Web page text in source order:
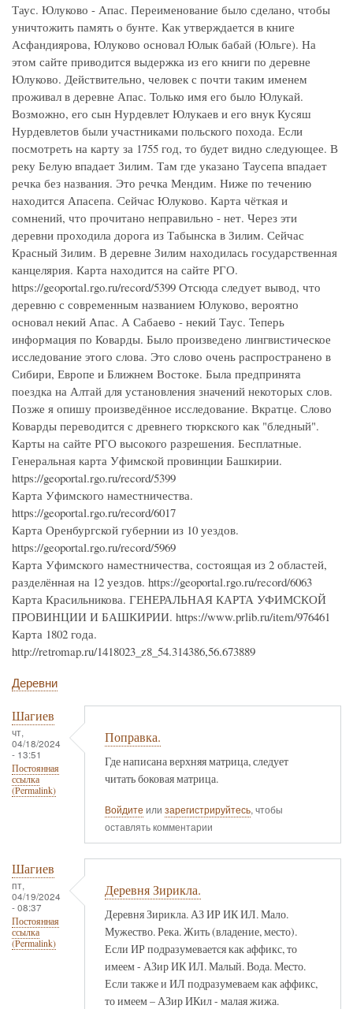
Таус. Юлуково - Апас. Переименование было сделано, чтобы
уничтожить память о бунте. Как утверждается в книге
Асфандиярова, Юлуково основал Юлык бабай (Юльге). На
этом сайте приводится выдержка из его книги по деревне
Юлуково. Действительно, человек с почти таким именем
проживал в деревне Апас. Только имя его было Юлукай.
Возможно, его сын Нурдевлет Юлукаев и его внук Кусяш
Нурдевлетов были участниками польского похода. Если
посмотреть на карту за 1755 год, то будет видно следующее. В
реку Белую впадает Зилим. Там где указано Таусепа впадает
речка без названия. Это речка Мендим. Ниже по течению
находится Апасепа. Сейчас Юлуково. Карта чёткая и
сомнений, что прочитано неправильно - нет. Через эти
деревни проходила дорога из Табынска в Зилим. Сейчас
Красный Зилим. В деревне Зилим находилась государственная
канцелярия. Карта находится на сайте РГО.
https://geoportal.rgo.ru/record/5399 Отсюда следует вывод, что
деревню с современным названием Юлуково, вероятно
основал некий Апас. А Сабаево - некий Таус. Теперь
информация по Коварды. Было произведено лингвистическое
исследование этого слова. Это слово очень распространено в
Сибири, Европе и Ближнем Востоке. Была предпринята
поездка на Алтай для установления значений некоторых слов.
Позже я опишу произведённое исследование. Вкратце. Слово
Коварды переводится с древнего тюркского как "бледный".
Карты на сайте РГО высокого разрешения. Бесплатные.
Генеральная карта Уфимской провинции Башкирии.
https://geoportal.rgo.ru/record/5399
Карта Уфимского наместничества.
https://geoportal.rgo.ru/record/6017
Карта Оренбургской губернии из 10 уездов.
https://geoportal.rgo.ru/record/5969
Карта Уфимского наместничества, состоящая из 2 областей,
разделённая на 12 уездов. https://geoportal.rgo.ru/record/6063
Карта Красильникова. ГЕНЕРАЛЬНАЯ КАРТА УФИМСКОЙ
ПРОВИНЦИИ И БАШКИРИИ. https://www.prlib.ru/item/976461
Карта 1802 года.
http://retromap.ru/1418023_z8_54.314386,56.673889
Деревни
Шагиев
чт,
04/18/2024
- 13:51
Постоянная
ссылка
(Permalink)
Поправка.
Где написана верхняя матрица, следует
читать боковая матрица.
Войдите или зарегистрируйтесь, чтобы
оставлять комментарии
Шагиев
пт,
04/19/2024
- 08:37
Постоянная
ссылка
(Permalink)
Деревня Зирикла.
Деревня Зирикла. АЗ ИР ИК ИЛ. Мало.
Мужество. Река. Жить (владение, место).
Если ИР подразумевается как аффикс, то
имеем - АЗир ИК ИЛ. Малый. Вода. Место.
Если также и ИЛ подразумеваем как аффикс,
то имеем – АЗир ИКил - малая жижа.